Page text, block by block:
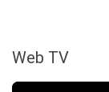
Web TV